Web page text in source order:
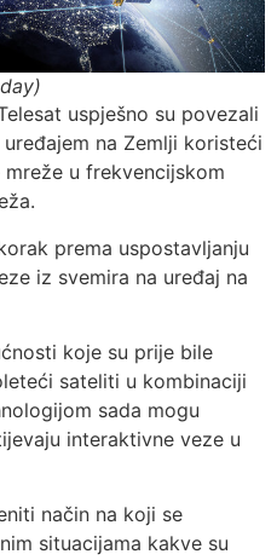
uspješno su povezali
na Zemlji koristeći
u frekvencijskom
prema uspostavljanju
iz svemira na uređaj na
koje su prije bile
sateliti u kombinaciji
sada mogu
interaktivne veze u
način na koji se
situacijama kakve su